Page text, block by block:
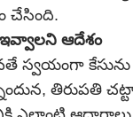
చేసింది.
ఆదేశం
స్వయంగా కేసును
తిరుపతి